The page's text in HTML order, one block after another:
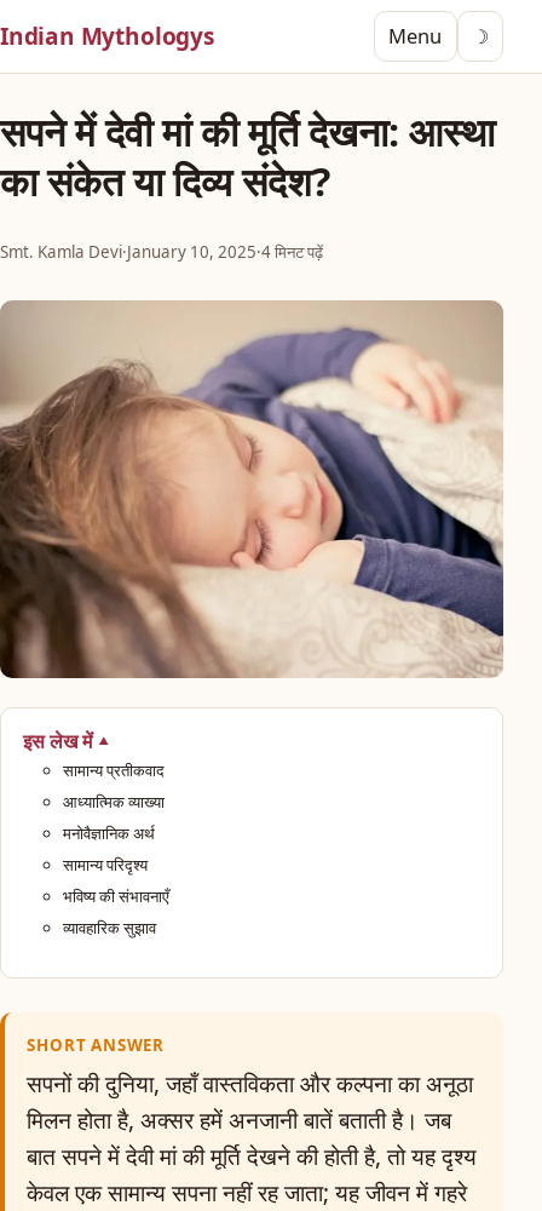
Indian Mythologys Menu ☽
सपने में देवी मां की मूर्ति देखना: आस्था
का संकेत या दिव्य संदेश?
Smt. Kamla Devi·January 10, 2025·4 मिनट पढ़ें
इस लेख में
सामान्य प्रतीकवाद
आध्यात्मिक व्याख्या
मनोवैज्ञानिक अर्थ
सामान्य परिदृश्य
भविष्य की संभावनाएँ
व्यावहारिक सुझाव
SHORT ANSWER
सपनों की दुनिया, जहाँ वास्तविकता और कल्पना का अनूठा
मिलन होता है, अक्सर हमें अनजानी बातें बताती है। जब
बात सपने में देवी मां की मूर्ति देखने की होती है, तो यह दृश्य
केवल एक सामान्य सपना नहीं रह जाता; यह जीवन में गहरे